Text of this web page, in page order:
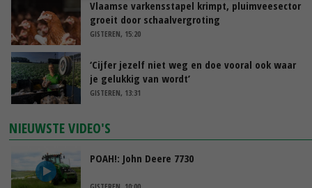
Vlaamse varkensstapel krimpt, pluimveesector
groeit door schaalvergroting
GISTEREN, 15:20
‘Cijfer jezelf niet weg en doe vooral ook waar
je gelukkig van wordt’
GISTEREN, 13:31
NIEUWSTE VIDEO'S
POAH!: John Deere 7730